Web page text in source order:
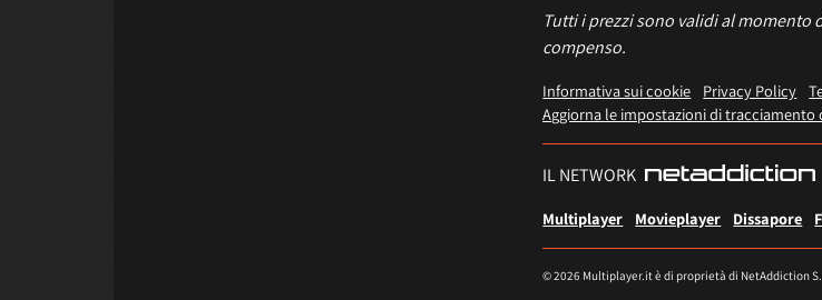
Tutti i prezzi sono validi al momento
compenso.
Informativa sui cookie Privacy Policy
Aggiorna le impostazioni di
IL NETWORK
Multiplayer Movieplayer Dissapore
© 2026 Multiplayer.it è di proprietà di NetAddiction